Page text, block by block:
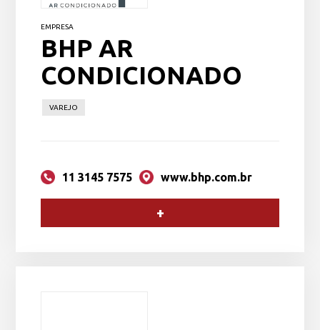
EMPRESA
BHP AR
CONDICIONADO
VAREJO
11 3145 7575 www.bhp.com.br
+